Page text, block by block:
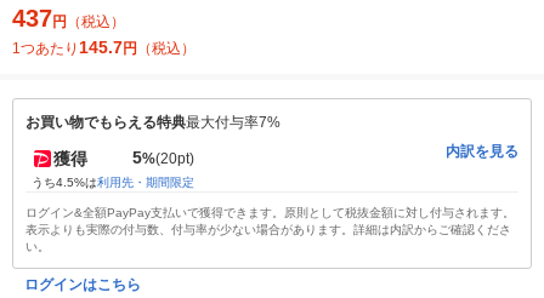
437円
（税込）
1つあたり 145.7円 （税込）
お買い物でもらえる特典最大付与率7%
獲得 5%(20pt)
うち4.5%は利用先・期間限定
内訳を見る
ログイン&全額PayPay支払いで獲得できます。原則として税抜金額に対し付与されます。
表示よりも実際の付与数、付与率が少ない場合があります。詳細は内訳からご確認くださ
い。
ログインはこちら